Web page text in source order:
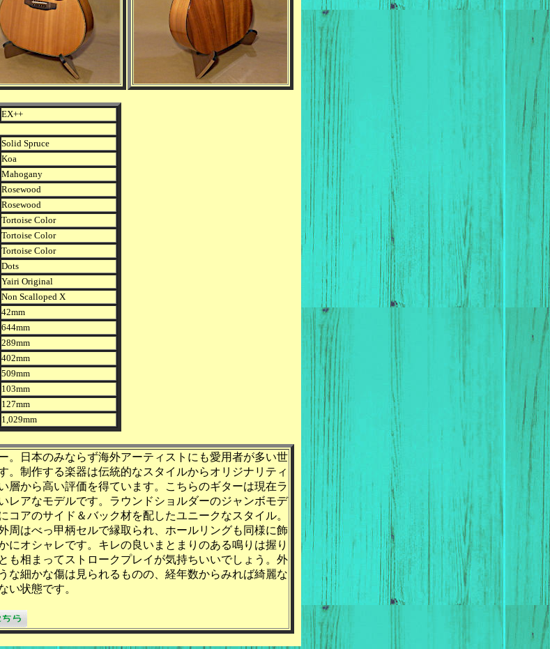
EX++
Solid Spruce
Koa
Mahogany
Rosewood
Rosewood
Tortoise Color
Tortoise Color
Tortoise Color
Dots
Yairi Original
Non Scalloped X
42mm
644mm
289mm
402mm
509mm
103mm
127mm
1,029mm
。日本のみならず海外アーティストにも愛用者が多い世
。制作する楽器は伝統的なスタイルからオリジナリティ
層から高い評価を得ています。こちらのギターは現在ラ
レアなモデルです。ラウンドショルダーのジャンボモデ
コアのサイド＆バック材を配したユニークなスタイル。
周はべっ甲柄セルで縁取られ、ホールリングも同様に飾
にオシャレです。キレの良いまとまりのある鳴りは握り
も相まってストロークプレイが気持ちいいでしょう。外
な細かな傷は見られるものの、経年数からみれば綺麗な
い状態です。